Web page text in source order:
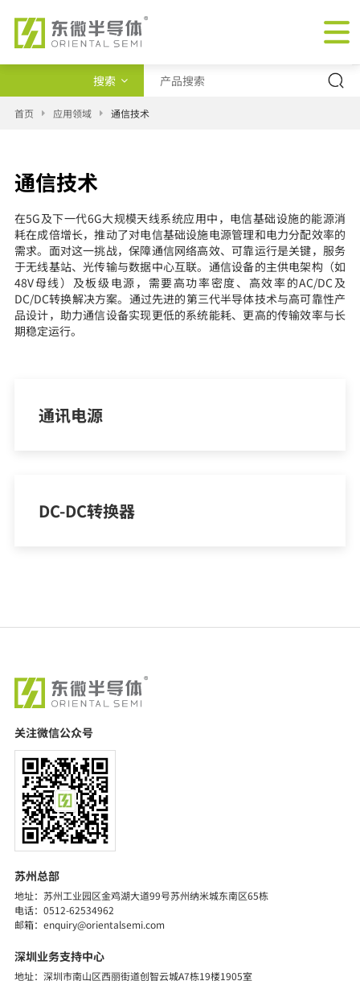
搜索
产品类型
新闻
首页 应用领域 通信技术
通信技术
在5G及下一代6G大规模天线系统应用中，电信基础设施的能源消
耗在成倍增长，推动了对电信基础设施电源管理和电力分配效率的
需求。面对这一挑战，保障通信网络高效、可靠运行是关键，服务
于无线基站、光传输与数据中心互联。通信设备的主供电架构（如
48V母线）及板级电源，需要高功率密度、高效率的AC/DC及
DC/DC转换解决方案。通过先进的第三代半导体技术与高可靠性产
品设计，助力通信设备实现更低的系统能耗、更高的传输效率与长
期稳定运行。
通讯电源
DC-DC转换器
关注微信公众号
苏州总部
地址：苏州工业园区金鸡湖大道99号苏州纳米城东南区65栋
电话：0512-62534962
邮箱：enquiry@orientalsemi.com
深圳业务支持中心
地址：深圳市南山区西丽街道创智云城A7栋19楼1905室